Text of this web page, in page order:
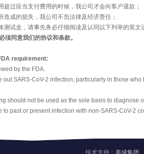
超过应当支付费用的时候，我公司才会向客户退款；
造成的损失，我公司不负法律及经济责任；
测试盒，请事先务必仔细阅读及认同以下列举的英
须同意我们的协议和条款。
requirement:
by the FDA.
out SARS-CoV-2 infection, particularly in those
should not be used as the sole basis to diagnose
to past or present infection with non-SARS-CoV-2
技术支持： 美域集团